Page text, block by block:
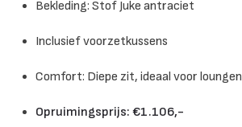
Bekleding: Stof Juke antraciet
Inclusief voorzetkussens
Comfort: Diepe zit, ideaal voor loungen
Opruimingsprijs: €1.106,-